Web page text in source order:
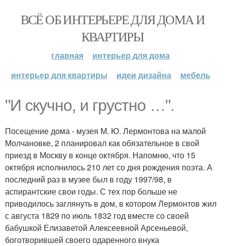
ВСЁ ОБ ИНТЕРЬЕРЕ ДЛЯ ДОМА И
КВАРТИРЫ
главная
интерьер для дома
интерьер для квартиры
идеи дизайна мебель
"И скучно, и грустно …".
Посещение дома - музея М. Ю. Лермонтова на малой
Молчановке, 2 планировал как обязательное в свой
приезд в Москву в конце октября. Напомню, что 15
октября исполнилось 210 лет со дня рождения поэта. А
последний раз в музее был в году 1997/98, в
аспирантские свои годы. С тех пор больше не
приводилось заглянуть в дом, в котором Лермонтов жил
с августа 1829 по июль 1832 год вместе со своей
бабушкой Елизаветой Алексеевной Арсеньевой,
боготворившей своего одаренного внука